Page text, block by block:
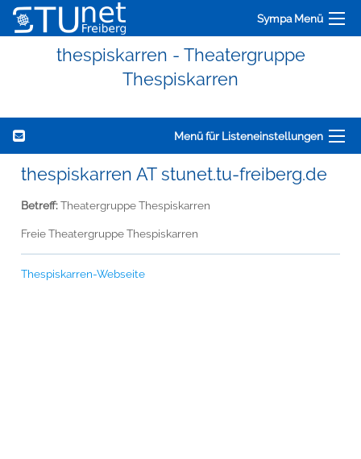
Sympa Menü
thespiskarren - Theatergruppe
Thespiskarren
Menü für Listeneinstellungen
thespiskarren AT stunet.tu-freiberg.de
Betreff:Theatergruppe Thespiskarren
Freie Theatergruppe Thespiskarren
Thespiskarren-Webseite